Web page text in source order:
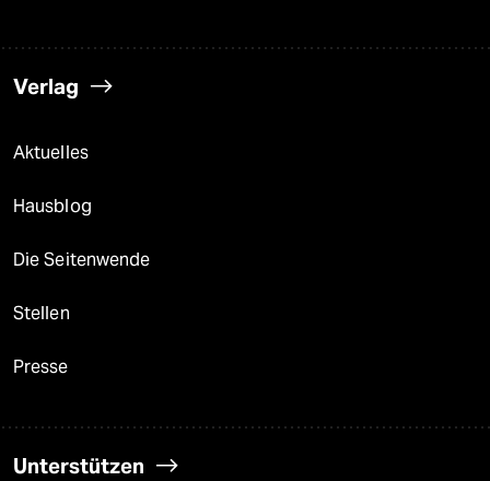
Verlag
Aktuelles
Hausblog
Die Seitenwende
Stellen
Presse
Unterstützen